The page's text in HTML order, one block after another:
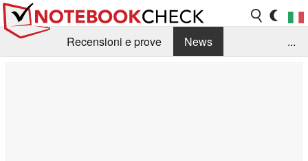
Recensioni e prove
News
...